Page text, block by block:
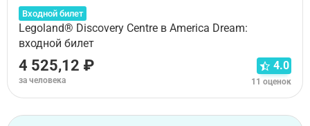
Входной билет
Legoland® Discovery Centre в America Dream:
входной билет
4 525,12 ₽
за человека
4.0
11 оценок